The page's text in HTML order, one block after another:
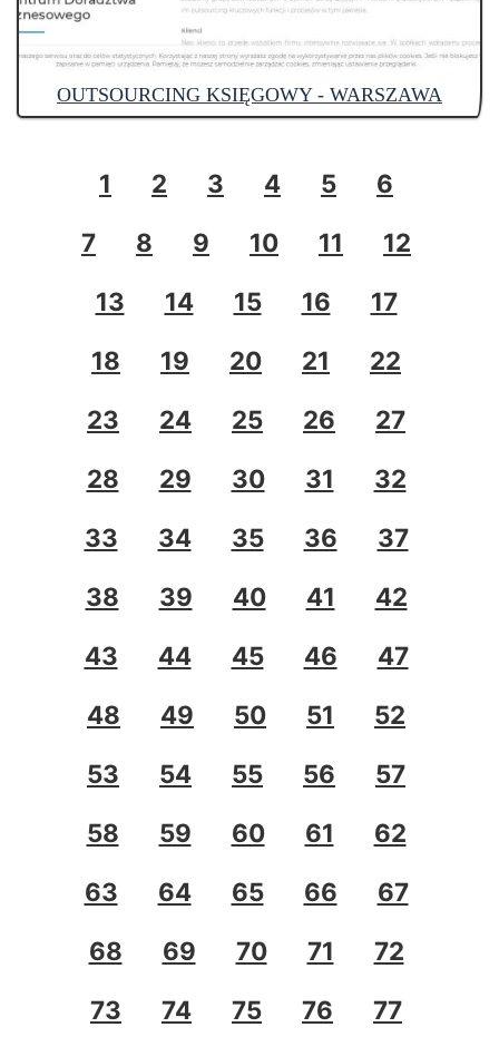
OUTSOURCING KSIĘGOWY - WARSZAWA
1 2 3 4 5
6
7
8 9 10 11
12
13
14 15 16
17
18
19 20 21
22
23
24 25 26
27
28
29 30 31
32
33
34 35 36
37
38
39 40 41
42
43
44 45 46
47
48
49 50 51
52
53
54 55 56
57
58
59 60 61
62
63
64 65 66
67
68
69 70 71
72
73
74 75 76
77